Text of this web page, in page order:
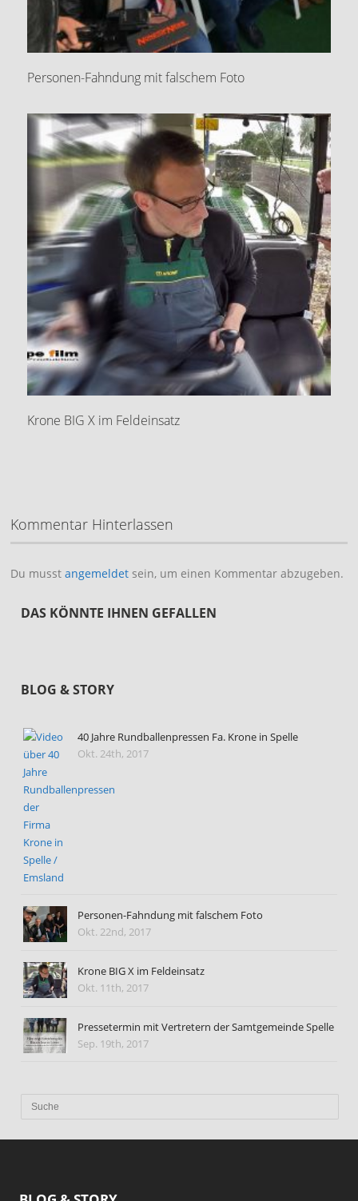
Personen-Fahndung mit falschem Foto
Krone BIG X im Feldeinsatz
Kommentar Hinterlassen
Du musstangemeldet sein, um einen Kommentar abzugeben.
DAS KÖNNTE IHNEN GEFALLEN
BLOG & STORY
40 Jahre Rundballenpressen Fa. Krone in Spelle
Okt. 24th, 2017
Personen-Fahndung mit falschem Foto
Okt. 22nd, 2017
Krone BIG X im Feldeinsatz
Okt. 11th, 2017
Pressetermin mit Vertretern der Samtgemeinde Spelle
Sep. 19th, 2017